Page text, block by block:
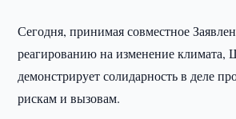
Сегодня, принимая совместное
реагированию на изменение
демонстрирует солидарность в деле
рискам и вызовам.